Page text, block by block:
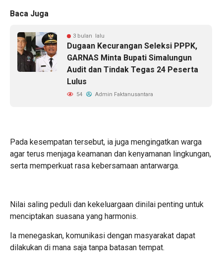
Baca Juga
3 bulan lalu
Dugaan Kecurangan Seleksi PPPK,
GARNAS Minta Bupati Simalungun
Audit dan Tindak Tegas 24 Peserta
Lulus
54 Admin Faktanusantara
Pada kesempatan tersebut, ia juga mengingatkan warga
agar terus menjaga keamanan dan kenyamanan lingkungan,
serta memperkuat rasa kebersamaan antarwarga.
Nilai saling peduli dan kekeluargaan dinilai penting untuk
menciptakan suasana yang harmonis.
Ia menegaskan, komunikasi dengan masyarakat dapat
dilakukan di mana saja tanpa batasan tempat.